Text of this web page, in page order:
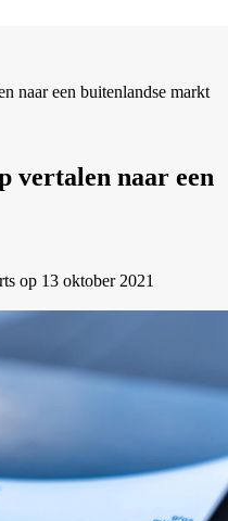
naar een buitenlandse markt
vertalen naar een
op 13 oktober 2021